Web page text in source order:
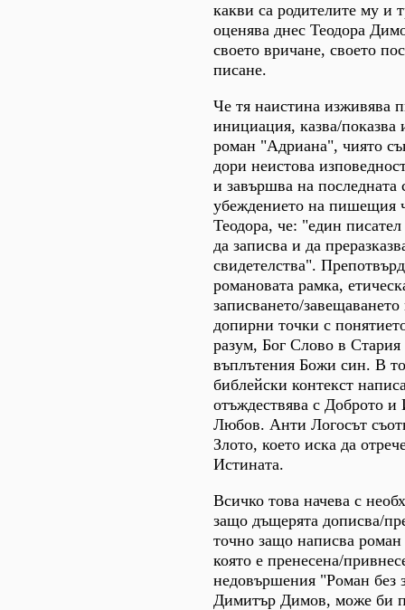
какви са родителите му и
оценява днес Теодора
своето вричане, своето
писане.
Че тя наистина изживява
инициация, казва/показва
роман "Адриана", чиято
дори неистова
и завършва на последната
убеждението на пишещия
Теодорa, че: "един
да записва и да
свидетелства".
романовата рамка,
записването/
допирни точки с
разум, Бог Слово в
въплътения Божи син. В
библейски контекст
отъждествява с Доброто и
Любов. Анти Логосът
Злото, което иска да
Истината.
Всичко това начева с
защо дъщерята дописва/
точно защо написва роман
която е пренесена/
недовършения "Роман без
Димитър Димов, може би